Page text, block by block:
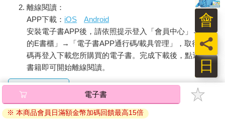
離線閱讀：
APP下載： iOS
Android
安裝電子書APP後，請依照提示登入「會員中心」→「我
的E書櫃」→「電子書APP通行碼/載具管理」，取得通行
碼再登入下載您所購買的電子書。完成下載後，點選任一
書籍即可開始離線閱讀。
請至會員中心→電子書服務「我的e書櫃」領取複製『兌換
碼』至電子書服務商Readmoo進行兌換。
電子書
※ 本商品會員日滿額金幣加碼回饋最高15倍
日
員
會